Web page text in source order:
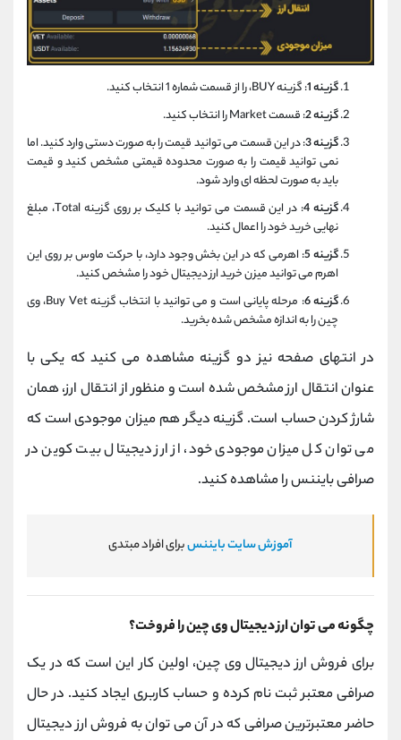
گزینه 1 : گزینه BUY، را از قسمت شماره 1 انتخاب کنید.
گزینه 2 : قسمت Market را انتخاب کنید.
گزینه 3 : در این قسمت می توانید قیمت را به صورت دستی وارد کنید. اما
نمی توانید قیمت را به صورت محدوده قیمتی مشخص کنید و قیمت
باید به صورت لحظه ای وارد شود.
گزینه 4
: در این قسمت می توانید با کلیک بر روی گزینه Total، مبلغ
نهایی خرید خود را اعمال کنید.
گزینه 5 : اهرمی که در این بخش وجود دارد، با حرکت ماوس بر روی این
اهرم می توانید میزن خرید ارز دیجیتال خود را مشخص کنید.
گزینه 6
: مرحله پایانی است و می توانید با انتخاب گزینه Buy Vet، وی
چین را به اندازه مشخص شده بخرید.
در انتهای صفحه نیز دو گزینه مشاهده می کنید که یکی با
عنوان انتقال ارز مشخص شده است و منظور از انتقال ارز، همان
شارژ کردن حساب است. گزینه دیگر هم میزان موجودی است که
می توان کل میزان موجودی خود، از ارز دیجیتال بیت کوین در
صرافی بایننس را مشاهده کنید.
آموزش سایت بایننسبرای افراد مبتدی
چگونه می توان ارز دیجیتال وی چین را فروخت؟
برای فروش ارز دیجیتال وی چین، اولین کار این است که در یک
صرافی معتبر ثبت نام کرده و حساب کاربری ایجاد کنید. در حال
حاضر معتبرترین صرافی که در آن می توان به فروش ارز دیجیتال